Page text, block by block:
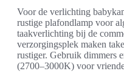
Voor de verlichting
rustige plafondlamp voor
taakverlichting bij de
verzorgingsplek maken
rustiger. Gebruik dimmers
(2700–3000K) voor